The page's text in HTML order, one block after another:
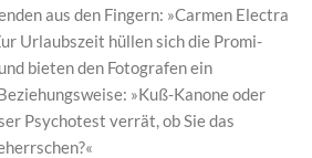
aus den Fingern: »Carmen Electra
Urlaubszeit hüllen sich die Promi-
bieten den Fotografen ein
»Kuß-Kanone oder
Psychotest verrät, ob Sie das